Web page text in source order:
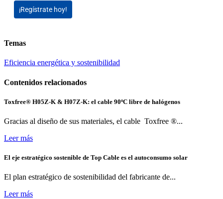
¡Regístrate hoy!
Temas
Eficiencia energética y sostenibilidad
Contenidos relacionados
Toxfree® H05Z-K & H07Z-K: el cable 90ºC libre de halógenos
Gracias al diseño de sus materiales, el cable Toxfree ®...
Leer más
El eje estratégico sostenible de Top Cable es el autoconsumo solar
El plan estratégico de sostenibilidad del fabricante de...
Leer más